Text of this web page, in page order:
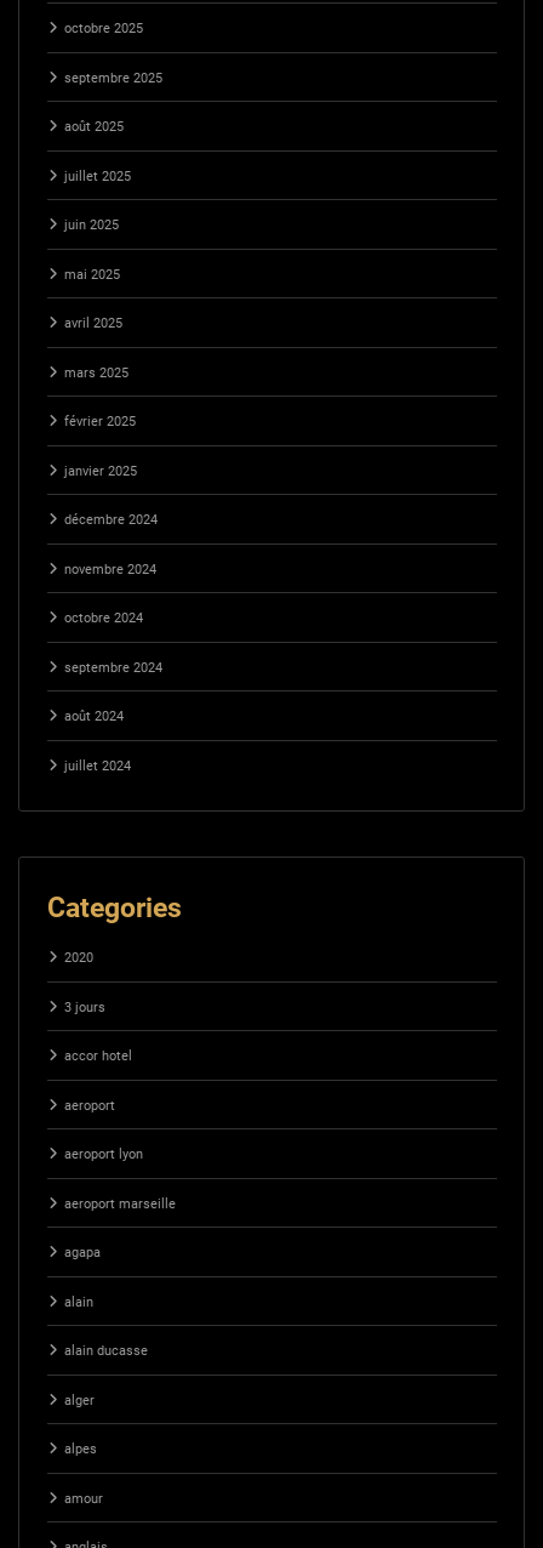
octobre 2025
septembre 2025
août 2025
juillet 2025
juin 2025
mai 2025
avril 2025
mars 2025
février 2025
janvier 2025
décembre 2024
novembre 2024
octobre 2024
septembre 2024
août 2024
juillet 2024
Categories
2020
3 jours
accor hotel
aeroport
aeroport lyon
aeroport marseille
agapa
alain
alain ducasse
alger
alpes
amour